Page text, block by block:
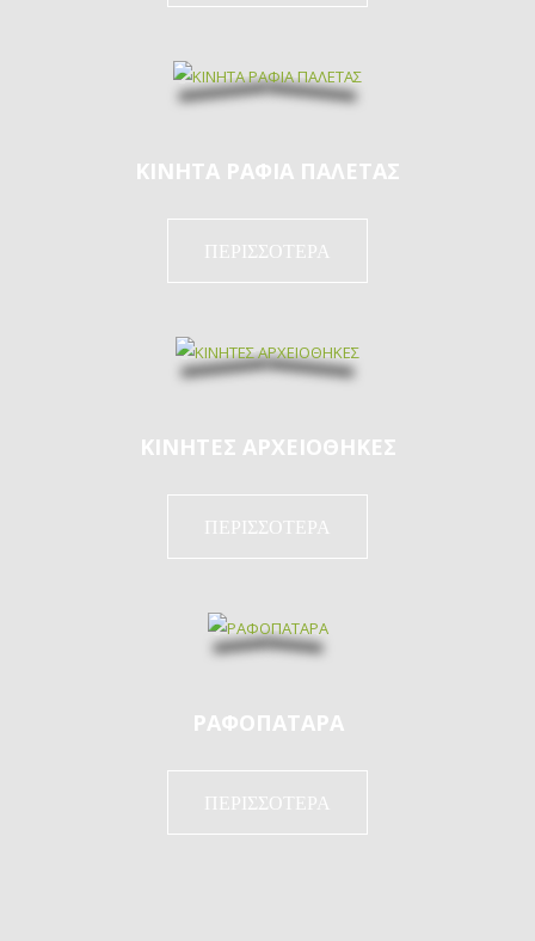
ΚΙΝΗΤΑ ΡΑΦΙΑ ΠΑΛΕΤΑΣ
ΠΕΡΙΣΣΟΤΕΡΑ
ΚΙΝΗΤΕΣ ΑΡΧΕΙΟΘΗΚΕΣ
ΠΕΡΙΣΣΟΤΕΡΑ
ΡΑΦΟΠΑΤΑΡΑ
ΠΕΡΙΣΣΟΤΕΡΑ